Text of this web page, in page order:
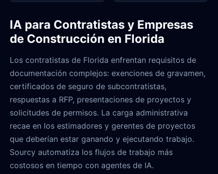
IA para Contratistas y Empresas
de Construcción en Florida
Los contratistas de Florida enfrentan requisitos de
documentación complejos: exenciones de gravamen,
certificados de seguro de subcontratistas,
respuestas a RFP, presentaciones de proyectos y
solicitudes de permisos. La carga administrativa
recae en los estimadores y gerentes de proyectos
que deberían estar ganando y ejecutando trabajo.
Sourcy automatiza los flujos de trabajo más
costosos en tiempo con agentes de IA.